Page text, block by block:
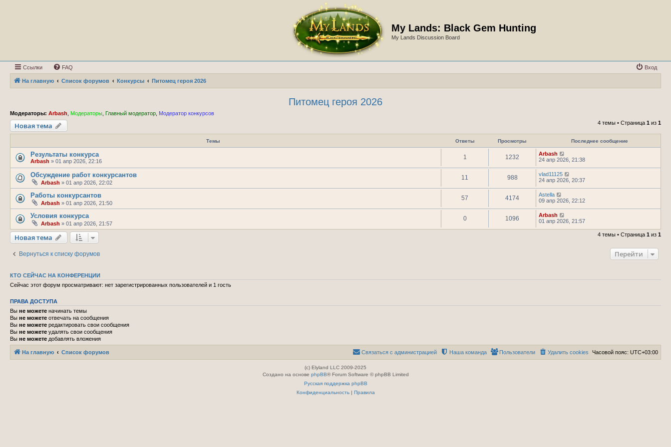
My Lands: Black Gem Hunting
My Lands Discussion Board
Ссылки FAQ Вход
На главную Список форумов Конкурсы Питомец героя 2026
Питомец героя 2026
Модераторы: Arbash Модераторы Главный модератор Модератор конкурсов
Новая тема 4 темы • Страница 1 из 1
Темы Ответы Просмотры Последнее сообщение
Результаты конкурса
Arbash » 01 апр 2026, 22:16
1 1232
Arbash
24 апр 2026, 21:38
Обсуждение работ конкурсантов
Arbash » 01 апр 2026, 22:02
11 988
vlad11125
24 апр 2026, 20:37
Работы конкурсантов
Arbash » 01 апр 2026, 21:50
57 4174
Astella
09 апр 2026, 22:12
Условия конкурса
Arbash » 01 апр 2026, 21:57
0 1096
Arbash
01 апр 2026, 21:57
Новая тема 4 темы • Страница 1 из 1
Вернуться к списку форумов Перейти
КТО СЕЙЧАС НА КОНФЕРЕНЦИИ
Сейчас этот форум просматривают: нет зарегистрированных пользователей и 1 гость
ПРАВА ДОСТУПА
Вы не можете начинать темы
Вы не можете отвечать на сообщения
Вы не можете редактировать свои сообщения
Вы не можете удалять свои сообщения
Вы не можете добавлять вложения
На главную Список форумов Часовой пояс: UTC+03:00
Удалить cookies
Пользователи
Наша команда
Связаться с администрацией
(c) Elyland LLC 2009-2025
Создано на основе phpBB® Forum Software © phpBB Limited
Русская поддержка phpBB
Конфиденциальность| Правила